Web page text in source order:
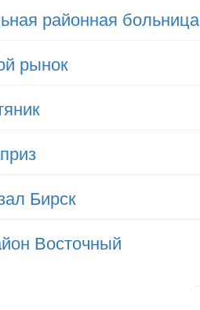
районная больница
рынок
Бирск
Восточный